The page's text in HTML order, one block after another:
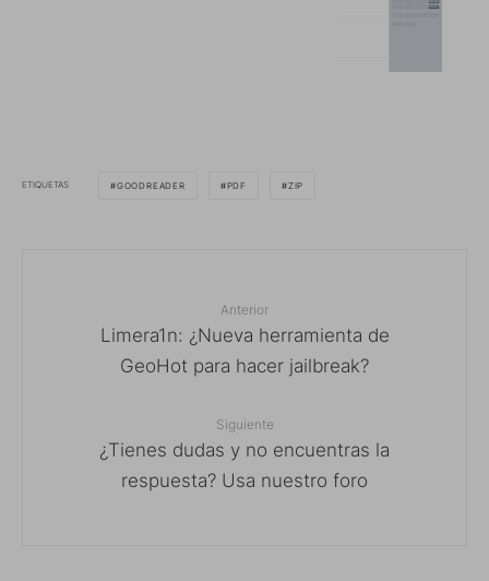
ETIQUETAS GOODREADER PDF ZIP
Anterior
Limera1n: ¿Nueva herramienta de
GeoHot para hacer jailbreak?
Siguiente
¿Tienes dudas y no encuentras la
respuesta? Usa nuestro foro